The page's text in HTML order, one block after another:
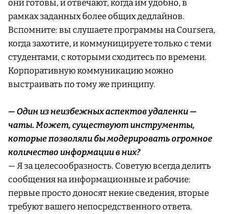
они готовы, и отвечают, когда им удобно, в
рамках заданных более общих дедлайнов.
Вспомните: вы слушаете программы на Coursera,
когда захотите, и коммуницируете только с теми
студентами, с которыми сходитесь по времени.
Корпоративную коммуникацию можно
выстраивать по тому же принципу.
— Один из неизбежных аспектов удаленки —
чаты. Может, существуют инструменты,
которые позволяли бы модерировать огромное
количество информации в них?
— Я за целесообразность. Советую всегда делить
сообщения на информационные и рабочие:
первые просто доносят некие сведения, вторые
требуют вашего непосредственного ответа.